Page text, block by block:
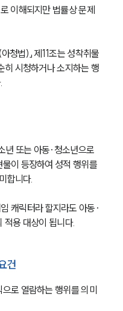
이해되지만 법률상 문제
청법)」 제11조는 성착취물
히 시청하거나 소지하는 행
년 또는 아동·청소년으로
이 등장하여 성적 행위를
합니다.
캐릭터라 할지라도 아동·
적용 대상이 됩니다.
건
로 열람하는 행위를 의미